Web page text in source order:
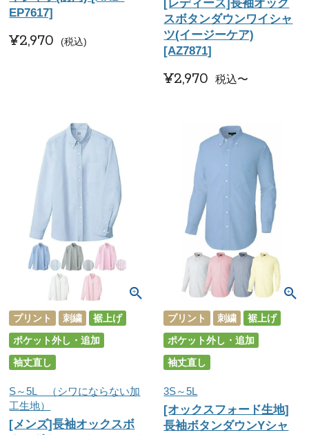
EP7617]
¥2,970 税込
[レディース]長袖オック
スボタンダウンワイシャ
ツ(イージーケア)
[AZ7871]
¥2,970 税込〜
プリント 刺繍
裾上げ
ポケット外し・追加
袖丈直し
S～5L （シワにならない加
工生地）
[メンズ]長袖オックスボ
プリント 刺繍
裾上げ
ポケット外し・追加
袖丈直し
3S～5L
[オックスフォード生地]
長袖ボタンダウンYシャ